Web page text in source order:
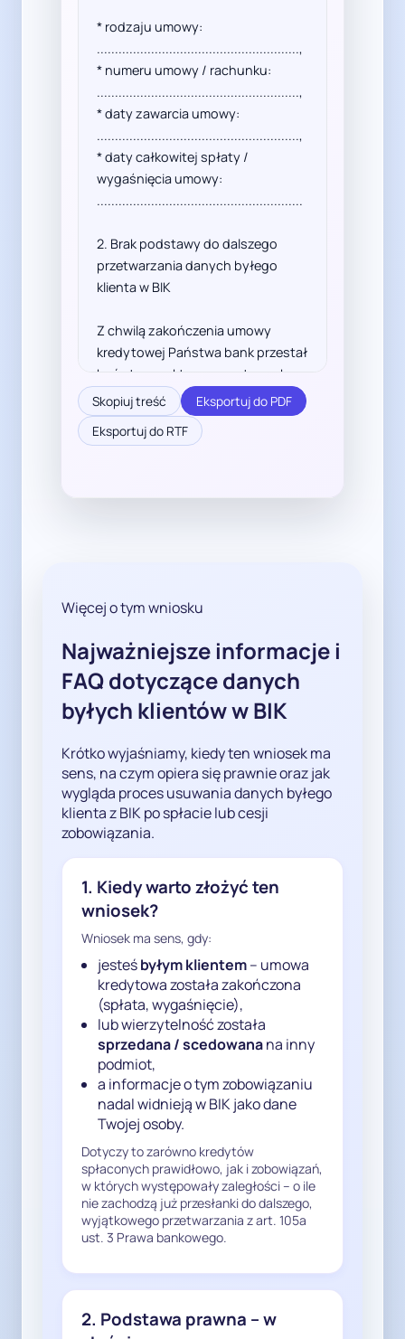
* rodzaju umowy:
........................................................,
* numeru umowy / rachunku:
........................................................,
* daty zawarcia umowy:
........................................................,
* daty całkowitej spłaty /
wygaśnięcia umowy:
.........................................................
2. Brak podstawy do dalszego
przetwarzania danych byłego
klienta w BIK
Z chwilą zakończenia umowy
kredytowej Państwa bank przestał
być stroną aktywnego stosunku
zobowiązaniowego. Zgodnie z
RODO, po zrealizowaniu celu
polegającego na obsłudze umowy
przed nimi.
Przetwarzanie danych w BIK
byłego klienta po zakończeniu
umowy i upływie okresu
niezbędnego dla powyższych
celów nie może opierać się
wyłącznie na hipotetycznych
przyszłych roszczeniach ani na
potrzebach statystycznych czy
scoringowych. W najnowszym
stanowiskach Prezesa UODO
podkreślono, że takie motywy nie
stanowią samodzielnej i
wystarczającej podstawy prawnej
w rozumieniu art. 6 ust. 1 RODO dla
przetwarzania danych byłych
klientów w BIK.
Jeżeli w czasie trwania
powyższego zobowiązania
występowały zaległości płatnicze,
przetwarzanie danych byłego
klienta bez jego zgody po
zakończeniu umowy jest
dopuszczalne wyłącznie w
warunkach ściśle określonych w
art. 105a ust. 3 Prawa bankowego.
klienta czytelnej informacji o
Skopiuj treść
Eksportuj do PDF
Eksportuj do RTF
Więcej o tym wniosku
Najważniejsze informacje i
FAQ dotyczące danych
byłych klientów w BIK
Krótko wyjaśniamy, kiedy ten wniosek ma
sens, na czym opiera się prawnie oraz jak
wygląda proces usuwania danych byłego
klienta z BIK po spłacie lub cesji
zobowiązania.
1. Kiedy warto złożyć ten
wniosek?
Wniosek ma sens, gdy:
jesteśbyłym klientem– umowa
kredytowa została zakończona
(spłata, wygaśnięcie),
lub wierzytelność została
sprzedana / scedowanana inny
podmiot,
a informacje o tym zobowiązaniu
nadal widnieją w BIK jako dane
Twojej osoby.
Dotyczy to zarówno kredytów
spłaconych prawidłowo, jak i zobowiązań,
w których występowały zaległości – o ile
nie zachodzą już przesłanki do dalszego,
wyjątkowego przetwarzania z art. 105a
ust. 3 Prawa bankowego.
2. Podstawa prawna – w